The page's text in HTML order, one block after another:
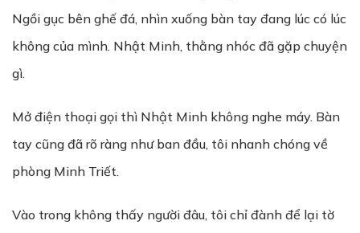
Ngồi gục bên ghế đá, nhìn xuống bàn tay đang lúc có lúc
không của mình. Nhật Minh, thằng nhóc đã gặp chuyện
gì.
Mở điện thoại gọi thì Nhật Minh không nghe máy. Bàn
tay cũng đã rõ ràng như ban đầu, tôi nhanh chóng về
phòng Minh Triết.
Vào trong không thấy người đâu, tôi chỉ đành để lại tờ